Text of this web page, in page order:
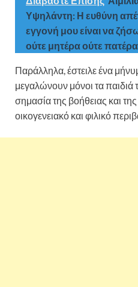
Υψηλάντη: Η ευθύνη
εγγονή μου είναι να
ούτε μητέρα ούτε πατέρα
Παράλληλα, έστειλε ένα
μεγαλώνουν μόνοι τα παιδιά
σημασία της βοήθειας και
οικογενειακό και φιλικό